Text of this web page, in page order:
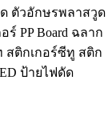
ด ตัวอักษรพลาสวูด
PP Board ฉลาก
สติกเกอร์ซีทู สติก
ป้ายไฟดัด